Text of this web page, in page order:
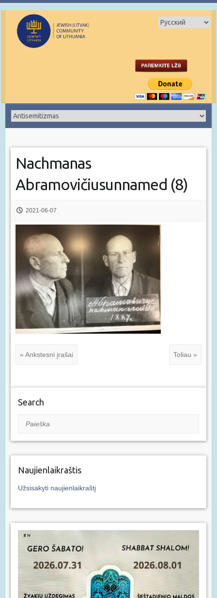
Nachmanas
Abramovičiusunnamed (8)
2021-06-07
« Ankstesni įrašai Toliau »
Search
Paieška
Naujienlaikraštis
Užsisakyti naujienlaikraštį